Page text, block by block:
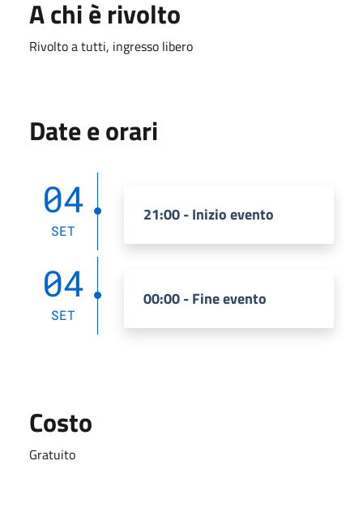
A chi è rivolto
Rivolto a tutti, ingresso libero
Date e orari
04
SET
21:00 - Inizio evento
04
SET
00:00 - Fine evento
Costo
Gratuito